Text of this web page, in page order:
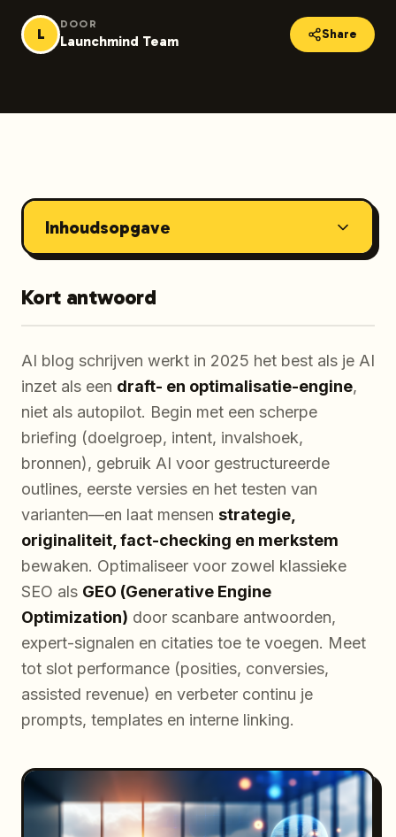
L
DOOR
Launchmind Team Share
Inhoudsopgave
Kort antwoord
AI blog schrijven werkt in 2025 het best als je AI
inzet als een draft- en optimalisatie-engine,
niet als autopilot. Begin met een scherpe
briefing (doelgroep, intent, invalshoek,
bronnen), gebruik AI voor gestructureerde
outlines, eerste versies en het testen van
varianten—en laat mensen strategie,
originaliteit, fact-checking en merkstem
bewaken. Optimaliseer voor zowel klassieke
SEO als GEO (Generative Engine
Optimization) door scanbare antwoorden,
expert-signalen en citaties toe te voegen. Meet
tot slot performance (posities, conversies,
assisted revenue) en verbeter continu je
prompts, templates en interne linking.